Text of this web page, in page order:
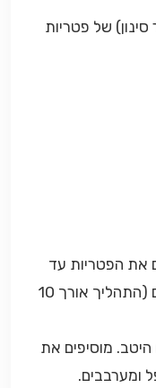
גרם לאחר סינון) של פטריות
את הפטריות עד
להזהבה ועד שכל הנוזלים מתאדים (התהליך אורך 10
היטב. מוסיפים את
ומערבבים.